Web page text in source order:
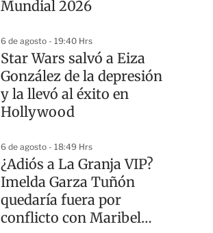
Mundial 2026
6 de agosto - 19:40 Hrs
Star Wars salvó a Eiza
González de la depresión
y la llevó al éxito en
Hollywood
6 de agosto - 18:49 Hrs
¿Adiós a La Granja VIP?
Imelda Garza Tuñón
quedaría fuera por
conflicto con Maribel